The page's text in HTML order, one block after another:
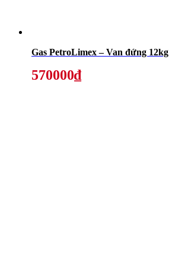
Gas PetroLimex – Van đứng 12kg
570000₫